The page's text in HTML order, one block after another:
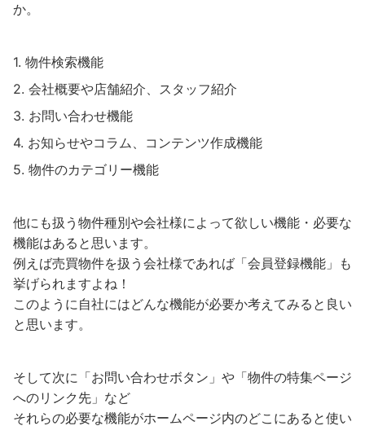
か。
物件検索機能
会社概要や店舗紹介、スタッフ紹介
お問い合わせ機能
お知らせやコラム、コンテンツ作成機能
物件のカテゴリー機能
他にも扱う物件種別や会社様によって欲しい機能・必要な
機能はあると思います。
例えば売買物件を扱う会社様であれば「会員登録機能」も
挙げられますよね！
このように自社にはどんな機能が必要か考えてみると良い
と思います。
そして次に「お問い合わせボタン」や「物件の特集ページ
へのリンク先」など
それらの必要な機能がホームページ内のどこにあると使い